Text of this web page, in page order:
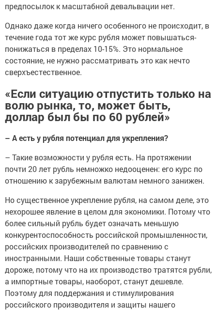
предпосылок к масштабной девальвации нет.
Однако даже когда ничего особенного не происходит, в
течение года тот же курс рубля может повышаться-
понижаться в пределах 10-15%. Это нормальное
состояние, не нужно рассматривать это как нечто
сверхъестественное.
«Если ситуацию отпустить только на
волю рынка, то, может быть,
доллар был бы по 60 рублей»
– А есть у рубля потенциал для укрепления?
– Такие возможности у рубля есть. На протяжении
почти 20 лет рубль немножко недооценен: его курс по
отношению к зарубежным валютам немного занижен.
Но существенное укрепление рубля, на самом деле, это
нехорошее явление в целом для экономики. Потому что
более сильный рубль будет означать меньшую
конкурентоспособность российской промышленности,
российских производителей по сравнению с
иностранными. Наши собственные товары станут
дороже, потому что на их производство тратятся рубли,
а импортные товары, наоборот, станут дешевле.
Поэтому для поддержания и стимулирования
российского производителя и защиты нашего